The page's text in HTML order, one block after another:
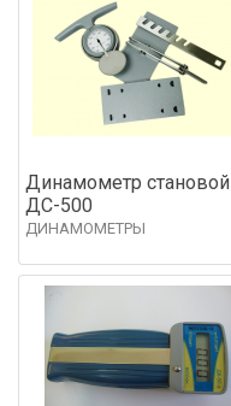
Динамометр становой
ДС-500
ДИНАМОМЕТРЫ